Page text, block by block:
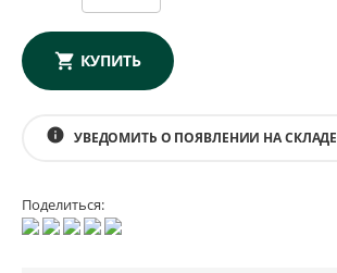
КУПИТЬ
info УВЕДОМИТЬ О ПОЯВЛЕНИИ НА СКЛАДЕ
Поделиться: